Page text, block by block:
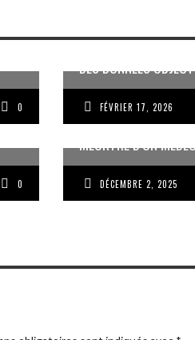
0
DES DONNÉES
FÉVRIER 17, 2026
0
MEURTRE D’UN
DÉCEMBRE 2, 2025